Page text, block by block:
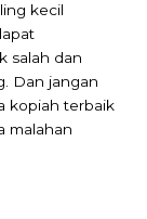
kecil
salah dan
Dan jangan
kopiah terbaik
malahan